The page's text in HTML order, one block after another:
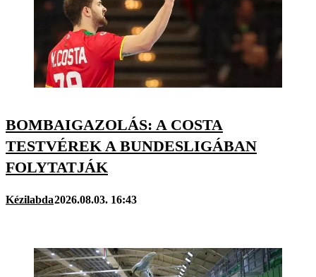
BOMBAIGAZOLÁS: A COSTA
TESTVÉREK A BUNDESLIGÁBAN
FOLYTATJÁK
Kézilabda2026.08.03. 16:43